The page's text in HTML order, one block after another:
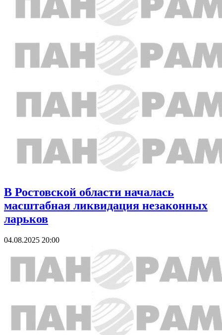
В Ростовской области началась
масштабная ликвидация незаконных
ларьков
04.08.2025 20:00